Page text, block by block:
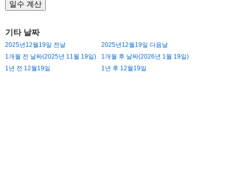
기타 날짜
2025년12월19일 전날
2025년12월19일 다음날
1개월 전 날짜(2025년 11월 19일)
1개월 후 날짜(2026년 1월 19일)
1년 전 12월19일
1년 후 12월19일